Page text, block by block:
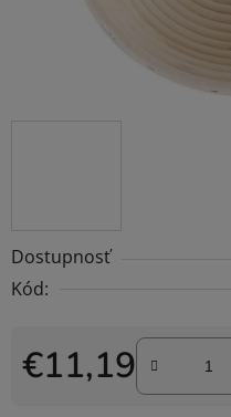
Dostupnosť
Kód:
€11,19
Jednotková cena: